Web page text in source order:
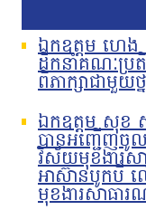
ឯកឧត្តម ហេង
ដឹកនាំគណៈប្រតិ
ពិភាក្សាជាមួយ
ឯកឧត្តម សុខ សូ
បានអញ្ជើញចូល
វិស័យមុខងារស
អាស៊ានបូកបី ល
មុខងារសាធារ